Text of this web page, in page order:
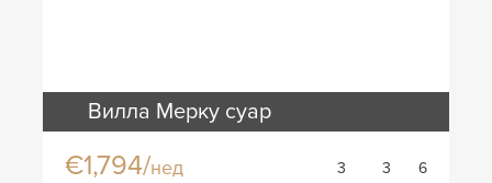
Вилла Мерку суар
€1,794/нед 3 3 6